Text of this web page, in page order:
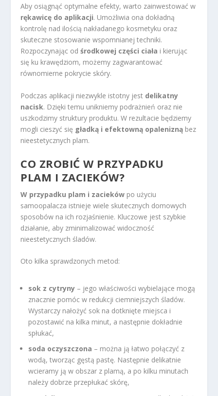
Aby osiągnąć optymalne efekty, warto zainwestować w
rękawicę do aplikacji. Umożliwia ona dokładną
kontrolę nad ilością nakładanego kosmetyku oraz
skuteczne stosowanie wspomnianej techniki.
Rozpoczynając odśrodkowej części ciała i kierując
się ku krawędziom, możemy zagwarantować
równomierne pokrycie skóry.
Podczas aplikacji niezwykle istotny jest delikatny
nacisk. Dzięki temu unikniemy podrażnień oraz nie
uszkodzimy struktury produktu. W rezultacie będziemy
mogli cieszyć się gładką i efektowną opalenizną bez
nieestetycznych plam.
CO ZROBIĆ W PRZYPADKU
PLAM I ZACIEKÓW?
W przypadku plam i zacieków po użyciu
samoopalacza istnieje wiele skutecznych domowych
sposobów na ich rozjaśnienie. Kluczowe jest szybkie
działanie, aby zminimalizować widoczność
nieestetycznych śladów.
Oto kilka sprawdzonych metod:
sok z cytryny – jego właściwości wybielające mogą
znacznie pomóc w redukcji ciemniejszych śladów.
Wystarczy nałożyć sok na dotknięte miejsca i
pozostawić na kilka minut, a następnie dokładnie
spłukać,
soda oczyszczona – można ją łatwo połączyć z
wodą, tworząc gęstą pastę. Następnie delikatnie
wcieramy ją w obszar z plamą, a po kilku minutach
należy dobrze przepłukać skórę,